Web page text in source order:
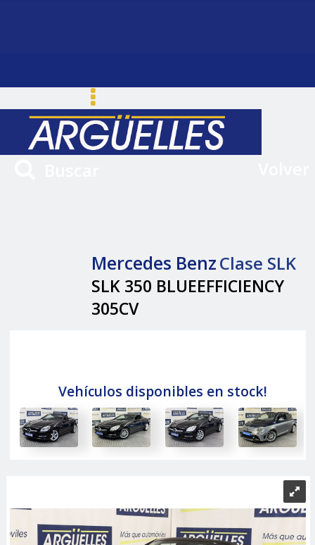
Mercedes BenzClase SLK
SLK 350 BLUEEFFICIENCY
305CV
Vehículos disponibles en stock!